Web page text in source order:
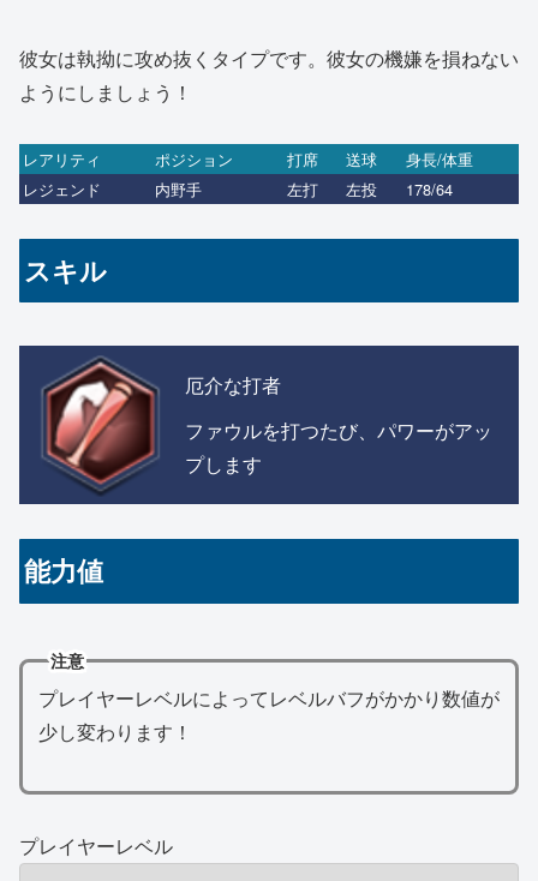
彼女は執拗に攻め抜くタイプです。彼女の機嫌を損ねない
ようにしましょう！
レアリティ ポジション 打席 送球
身長/体重
レジェンド
内野手 左打 左投 178/64
スキル
厄介な打者
ファウルを打つたび、パワーがアッ
プします
能力値
注意
プレイヤーレベルによってレベルバフがかかり数値が
少し変わります！
プレイヤーレベル